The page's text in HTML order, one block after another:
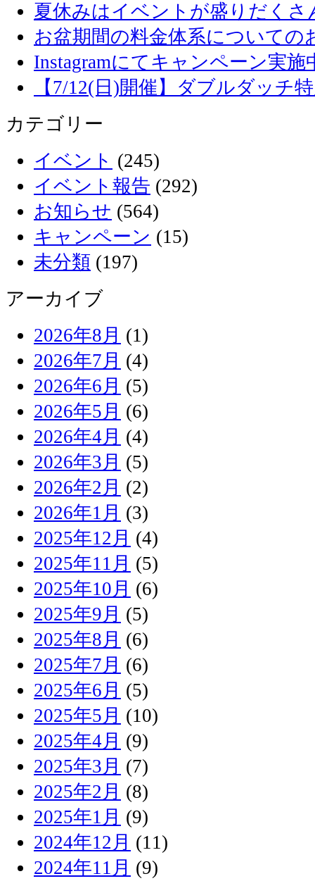
夏休みはイベントが盛りだくさ
お盆期間の料金体系についての
Instagramにてキャンペーン実施
【7/12(日)開催】ダブルダッチ
カテゴリー
イベント (245)
イベント報告 (292)
お知らせ (564)
キャンペーン (15)
未分類 (197)
アーカイブ
2026年8月 (1)
2026年7月 (4)
2026年6月 (5)
2026年5月 (6)
2026年4月 (4)
2026年3月 (5)
2026年2月 (2)
2026年1月 (3)
2025年12月 (4)
2025年11月 (5)
2025年10月 (6)
2025年9月 (5)
2025年8月 (6)
2025年7月 (6)
2025年6月 (5)
2025年5月 (10)
2025年4月 (9)
2025年3月 (7)
2025年2月 (8)
2025年1月 (9)
2024年12月 (11)
2024年11月 (9)